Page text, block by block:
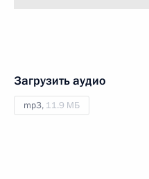
Загрузить аудио
mp3, 11.9 МБ